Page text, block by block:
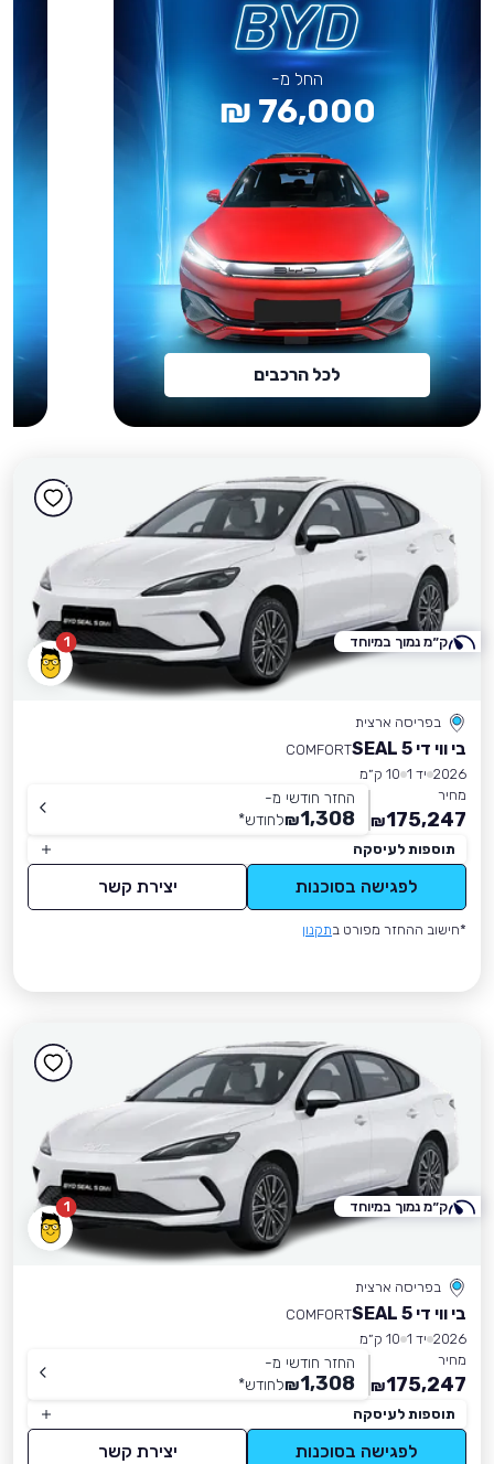
החל מ-
76,000 ₪
לכל הרכבים
1
בפריסה ארצית
בי ווי די SEAL 5
COMFORT
2026 יד 1
10 ק״מ
מחיר
175,247
₪
החזר חודשי מ-
1,308
₪לחודש*
תוספות לעיסקה
לפגישה בסוכנות יצירת קשר
*חישוב ההחזר מפורט בתקנון
ק״מ נמוך במיוחד
1
בפריסה ארצית
בי ווי די SEAL 5
COMFORT
2026 יד 1
10 ק״מ
מחיר
175,247
₪
החזר חודשי מ-
1,308
₪לחודש*
תוספות לעיסקה
לפגישה בסוכנות יצירת קשר
ק״מ נמוך במיוחד